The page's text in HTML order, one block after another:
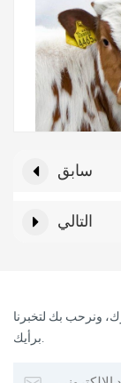
سابق
التالي
ونرحب بك لتخبرنا